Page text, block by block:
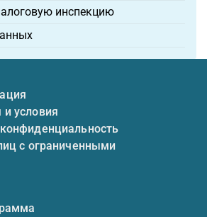
инспекцию
условия
с ограниченными